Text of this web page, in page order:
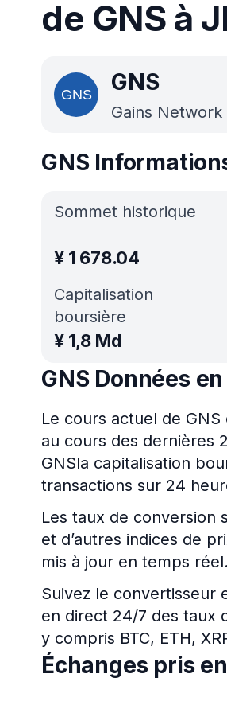
de GNS à
GNS
Gains Network
GNS
Sommet historique
¥ 1 678.04
Capitalisation
boursière
¥ 1,8 Md
GNS Données
Le cours actuel de
au cours des dernières
GNSla capitalisation
transactions sur 24
Les taux de conversion
et d’autres indices de
mis à jour en temps réel.
Suivez le convertisseur
en direct 24/7 des taux
y compris BTC, ETH,
Échanges pris